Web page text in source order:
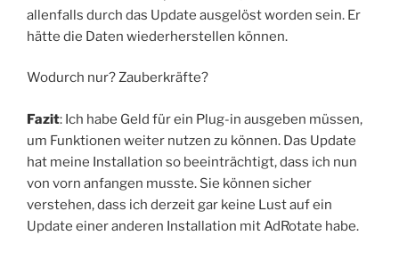
allenfalls durch das Update ausgelöst worden sein. Er
hätte die Daten wiederherstellen können.
Wodurch nur? Zauberkräfte?
Fazit: Ich habe Geld für ein Plug-in ausgeben müssen,
um Funktionen weiter nutzen zu können. Das Update
hat meine Installation so beeinträchtigt, dass ich nun
von vorn anfangen musste. Sie können sicher
verstehen, dass ich derzeit gar keine Lust auf ein
Update einer anderen Installation mit AdRotate habe.